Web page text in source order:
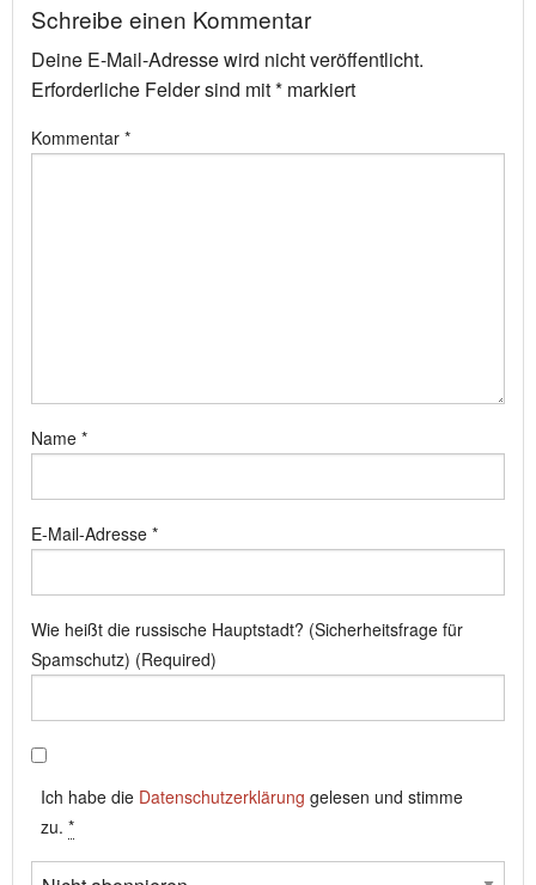
Schreibe einen Kommentar
Deine E-Mail-Adresse wird nicht veröffentlicht.
Erforderliche Felder sind mit* markiert
Kommentar *
Name *
E-Mail-Adresse *
Wie heißt die russische Hauptstadt? (Sicherheitsfrage für
Spamschutz) (Required)
Ich habe die Datenschutzerklärung gelesen und stimme
zu. *